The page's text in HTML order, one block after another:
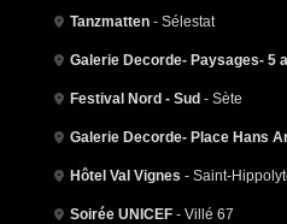
Tanzmatten - Sélestat
Galerie Decorde- Paysages- 5
Festival Nord - Sud - Sète
Galerie Decorde- Place Hans
Hôtel Val Vignes - Saint-
Soirée UNICEF - Villé 67